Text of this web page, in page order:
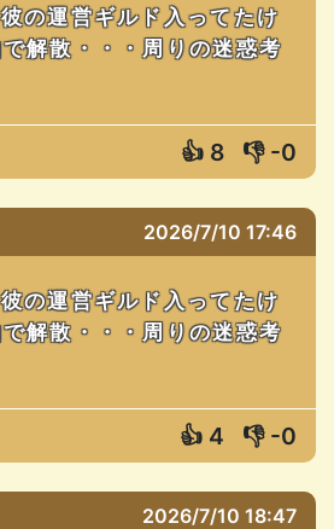
の運営ギルド入ってたけ
解散・・・周りの迷惑考
👍 8 👎 -0
2026/7/10 17:46
の運営ギルド入ってたけ
解散・・・周りの迷惑考
👍 4 👎 -0
2026/7/10 18:47